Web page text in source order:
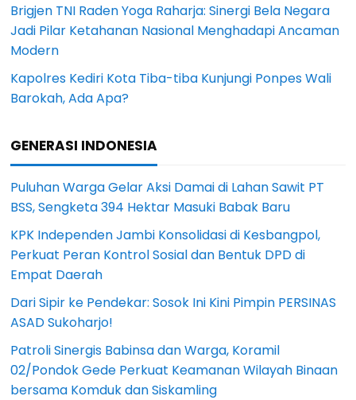
Brigjen TNI Raden Yoga Raharja: Sinergi Bela Negara
Jadi Pilar Ketahanan Nasional Menghadapi Ancaman
Modern
Kapolres Kediri Kota Tiba-tiba Kunjungi Ponpes Wali
Barokah, Ada Apa?
GENERASI INDONESIA
Puluhan Warga Gelar Aksi Damai di Lahan Sawit PT
BSS, Sengketa 394 Hektar Masuki Babak Baru
KPK Independen Jambi Konsolidasi di Kesbangpol,
Perkuat Peran Kontrol Sosial dan Bentuk DPD di
Empat Daerah
Dari Sipir ke Pendekar: Sosok Ini Kini Pimpin PERSINAS
ASAD Sukoharjo!
Patroli Sinergis Babinsa dan Warga, Koramil
02/Pondok Gede Perkuat Keamanan Wilayah Binaan
bersama Komduk dan Siskamling